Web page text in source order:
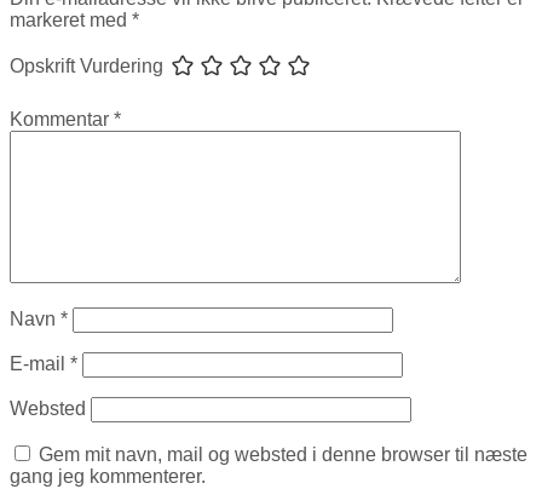
markeret med *
Opskrift Vurdering
Kommentar *
Navn *
E-mail *
Websted
Gem mit navn, mail og websted i denne browser til næste
gang jeg kommenterer.